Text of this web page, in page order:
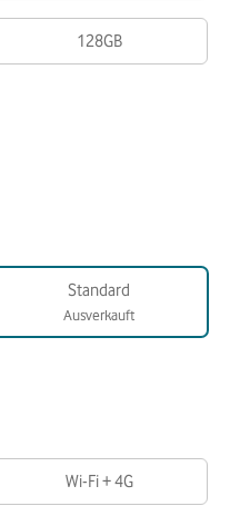
128GB
Standard
Ausverkauft
Wi-Fi + 4G